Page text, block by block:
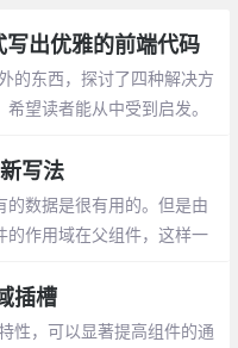
出优雅的前端代码
的东西，探讨了四种解决方
望读者能从中受到启发。
写法
的数据是很有用的。但是由
的作用域在父组件，这样一
插槽
性，可以显著提高组件的通